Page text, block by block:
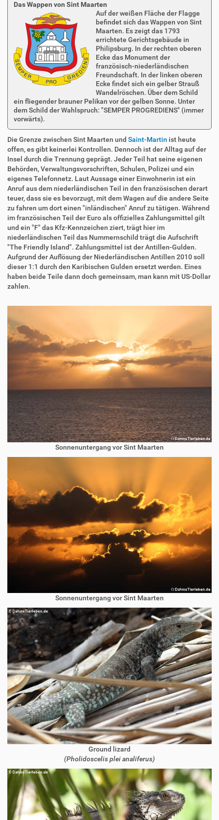
Das Wappen von Sint Maarten
Auf der weißen Fläche der Flagge
befindet sich das Wappen von Sint
Maarten. Es zeigt das 1793
errichtete Gerichtsgebäude in
Philipsburg. In der rechten oberen
Ecke das Monument der
französisch-niederländischen
Freundschaft. In der linken oberen
Ecke findet sich ein gelber Strauß
Wandelröschen. Über dem Schild
ein fliegender brauner Pelikan vor der gelben Sonne. Unter
dem Schild der Wahlspruch: "SEMPER PROGREDIENS" (immer
vorwärts).
Die Grenze zwischen Sint Maarten und Saint-Martin ist heute
offen, es gibt keinerlei Kontrollen. Dennoch ist der Alltag auf der
Insel durch die Trennung geprägt. Jeder Teil hat seine eigenen
Behörden, Verwaltungsvorschriften, Schulen, Polizei und ein
eigenes Telefonnetz. Laut Aussage einer Einwohnerin ist ein
Anruf aus dem niederländischen Teil in den französischen derart
teuer, dass sie es bevorzugt, mit dem Wagen auf die andere Seite
zu fahren um dort einen "inländischen" Anruf zu tätigen. Während
im französischen Teil der Euro als offizielles Zahlungsmittel gilt
und ein "F" das Kfz-Kennzeichen ziert, trägt hier im
niederländischen Teil das Nummernschild trägt die Aufschrift
"The Friendly Island". Zahlungsmittel ist der Antillen-Gulden.
Aufgrund der Auflösung der Niederländischen Antillen 2010 soll
dieser 1:1 durch den Karibischen Gulden ersetzt werden. Eines
haben beide Teile dann doch gemeinsam, man kann mit US-Dollar
zahlen.
Sonnenuntergang vor Sint Maarten
Sonnenuntergang vor Sint Maarten
Ground lizard
(Pholidoscelis plei analiferus)